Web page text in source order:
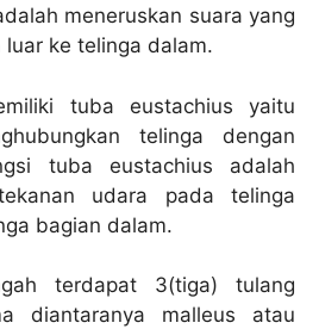
meneruskan suara yang
ke telinga dalam.
tuba eustachius yaitu
telinga dengan
tuba eustachius adalah
udara pada telinga
bagian dalam.
terdapat 3(tiga) tulang
diantaranya malleus atau